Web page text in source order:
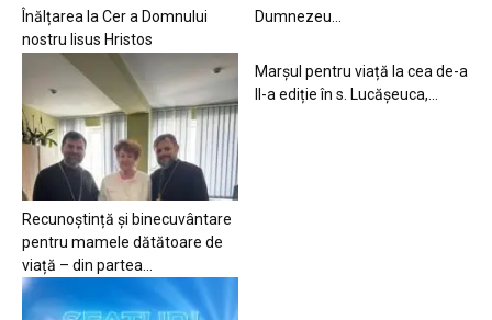
Înălțarea la Cer a Domnului
nostru Iisus Hristos
Dumnezeu…
Recunoștință și binecuvântare
pentru mamele dătătoare de
viață – din partea...
Marșul pentru viață la cea de-a
II-a ediție în s. Lucășeuca,...